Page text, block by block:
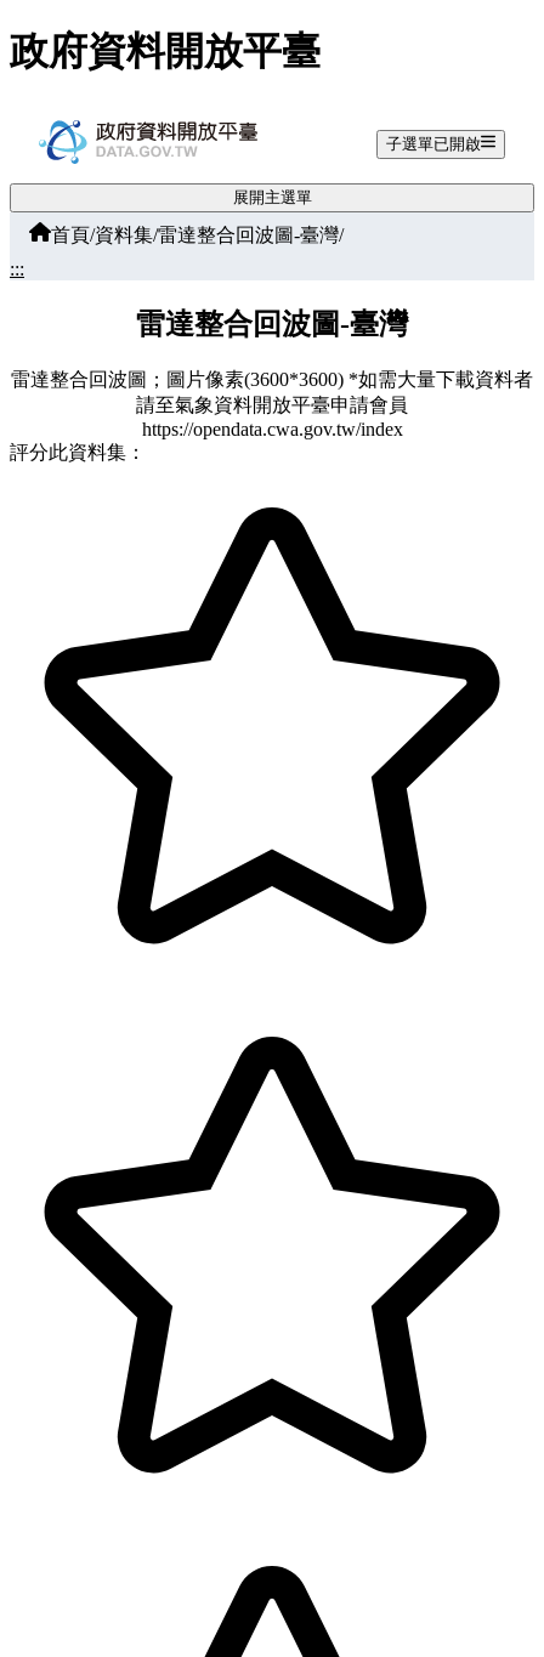
跳至主要內容
政府資料開放平臺
子選單已開啟
展開主選單
首頁/資料集/雷達整合回波圖-臺灣/
:::
雷達整合回波圖-臺灣
雷達整合回波圖；圖片像素(3600*3600) *如需大量下載資料者
請至氣象資料開放平臺申請會員
https://opendata.cwa.gov.tw/index
評分此資料集：